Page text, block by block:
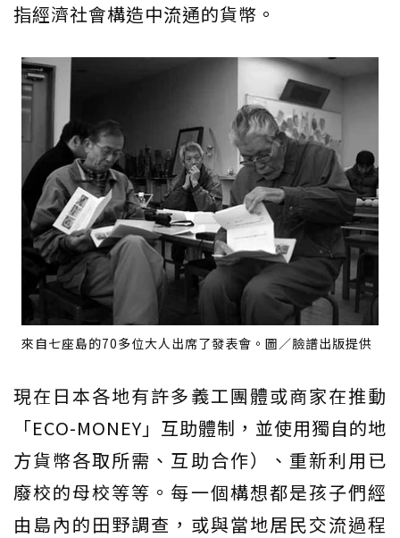
指經濟社會構造中流通的貨幣。
來自七座島的70多位大人出席了發表會。圖／臉譜出版提供
現在日本各地有許多義工團體或商家在推動
「ECO-MONEY」互助體制，並使用獨自的地
方貨幣各取所需、互助合作）、重新利用已
廢校的母校等等。每一個構想都是孩子們經
由島內的田野調查，或與當地居民交流過程